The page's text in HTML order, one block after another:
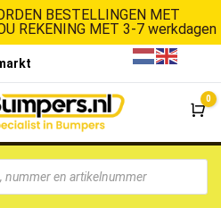
BESTELLINGEN MET
REKENING MET 3-7 werkdagen
0